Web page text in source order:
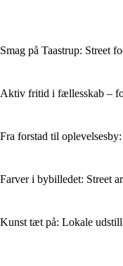
Smag på Taastrup: Street
Aktiv fritid i fællesskab –
Fra forstad til
Farver i bybilledet: Street
Kunst tæt på: Lokale